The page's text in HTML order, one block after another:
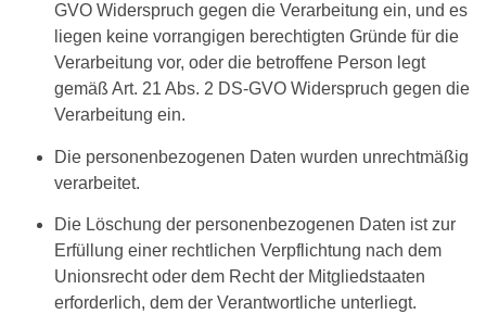
GVO Widerspruch gegen die Verarbeitung ein, und es
liegen keine vorrangigen berechtigten Gründe für die
Verarbeitung vor, oder die betroffene Person legt
gemäß Art. 21 Abs. 2 DS-GVO Widerspruch gegen die
Verarbeitung ein.
Die personenbezogenen Daten wurden unrechtmäßig
verarbeitet.
Die Löschung der personenbezogenen Daten ist zur
Erfüllung einer rechtlichen Verpflichtung nach dem
Unionsrecht oder dem Recht der Mitgliedstaaten
erforderlich, dem der Verantwortliche unterliegt.